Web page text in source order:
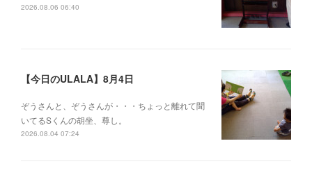
2026.08.06 06:40
【今日のULALA】8月4日
ぞうさんと、ぞうさんが・・・ちょっと離れて聞
いてるSくんの胡坐、尊し。
2026.08.04 07:24